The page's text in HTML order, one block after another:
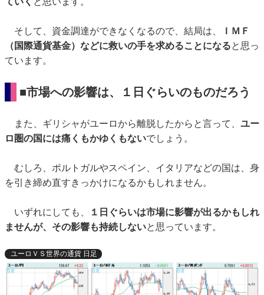
そして、資金調達ができなくなるので、結局は、
ＩＭＦ
（国際通貨基金）などに救いの手を求めることになると思っ
ています。
■市場への影響は、１日ぐらいのものだろう
また、ギリシャがユーロから離脱したからと言って、 ユー
ロ圏の国には痛くもかゆくもないでしょう。
むしろ、ポルトガルやスペイン、イタリアなどの国は、身
を引き締め直すきっかけになるかもしれません。
いずれにしても、
１日ぐらいは市場に影響が出るかもしれ
ませんが、その影響も持続しないと思っています。
ユーロＶＳ世界の通貨 日足